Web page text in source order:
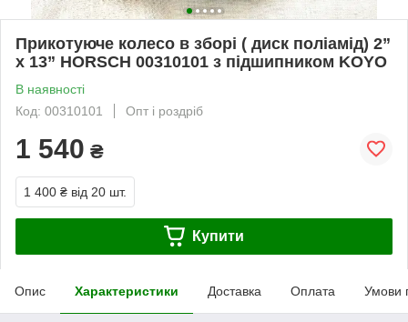
Прикотуюче колесо в зборі ( диск поліамід) 2”
x 13” HORSCH 00310101 з підшипником KOYO
В наявності
Код: 00310101
Опт і роздріб
1 540 ₴
1 400 ₴ від 20 шт.
Купити
Опис Характеристики Доставка Оплата Умови